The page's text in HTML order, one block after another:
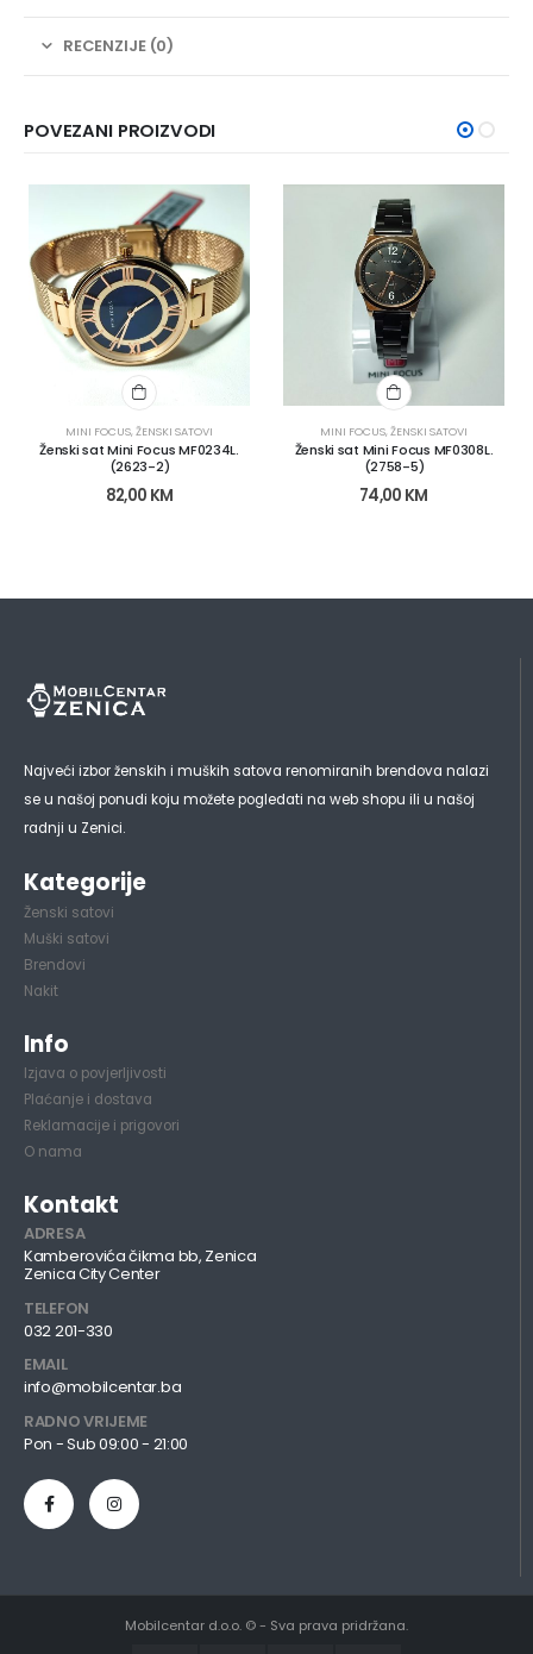
RECENZIJE (0)
POVEZANI PROIZVODI
MINI FOCUS,ŽENSKI SATOVI
Ženski sat Mini Focus MF0234L.
(2623-2)
82,00 KM
MINI FOCUS,ŽENSKI SATOVI
Ženski sat Mini Focus MF0308L.
(2758-5)
74,00 KM
Najveći izbor ženskih i muških satova renomiranih brendova nalazi
se u našoj ponudi koju možete pogledati na web shopu ili u našoj
radnji u Zenici.
Kategorije
Ženski satovi
Muški satovi
Brendovi
Nakit
Info
Izjava o povjerljivosti
Plaćanje i dostava
Reklamacije i prigovori
O nama
Kontakt
ADRESA
Kamberovića čikma bb, Zenica
Zenica City Center
TELEFON
032 201-330
EMAIL
info@mobilcentar.ba
RADNO VRIJEME
Pon - Sub 09:00 - 21:00
Mobilcentar d.o.o. © - Sva prava pridržana.